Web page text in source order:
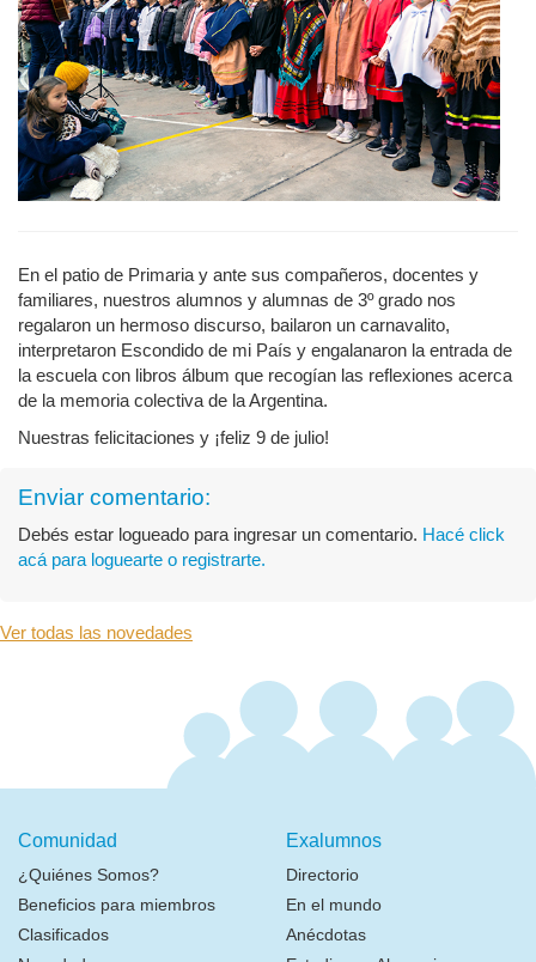
En el patio de Primaria y ante sus compañeros, docentes y
familiares, nuestros alumnos y alumnas de 3º grado nos
regalaron un hermoso discurso, bailaron un carnavalito,
interpretaron Escondido de mi País y engalanaron la entrada de
la escuela con libros álbum que recogían las reflexiones acerca
de la memoria colectiva de la Argentina.
Nuestras felicitaciones y ¡feliz 9 de julio!
Enviar comentario:
Debés estar logueado para ingresar un comentario. Hacé click
acá para loguearte o registrarte.
Ver todas las novedades
Comunidad
¿Quiénes Somos?
Beneficios para miembros
Clasificados
Exalumnos
Directorio
En el mundo
Anécdotas